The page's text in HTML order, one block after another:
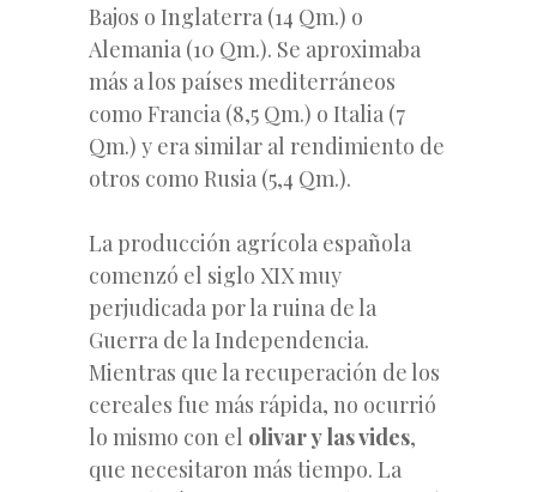
Bajos o Inglaterra (14 Qm.) o
Alemania (10 Qm.). Se aproximaba
más a los países mediterráneos
como Francia (8,5 Qm.) o Italia (7
Qm.) y era similar al rendimiento de
otros como Rusia (5,4 Qm.).
La producción agrícola española
comenzó el siglo XIX muy
perjudicada por la ruina de la
Guerra de la Independencia.
Mientras que la recuperación de los
cereales fue más rápida, no ocurrió
lo mismo con el olivar y las vides,
que necesitaron más tiempo. La